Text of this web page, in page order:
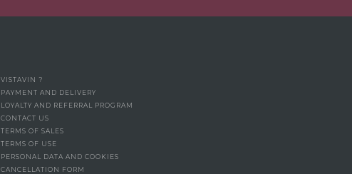
VISTAVIN ?
PAYMENT AND DELIVERY
LOYALTY AND REFERRAL PROGRAM
CONTACT US
TERMS OF SALES
TERMS OF USE
PERSONAL DATA AND COOKIES
CANCELLATION FORM